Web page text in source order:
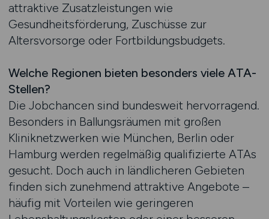
attraktive Zusatzleistungen wie
Gesundheitsförderung, Zuschüsse zur
Altersvorsorge oder Fortbildungsbudgets.
Welche Regionen bieten besonders viele ATA-
Stellen?
Die Jobchancen sind bundesweit hervorragend.
Besonders in Ballungsräumen mit großen
Kliniknetzwerken wie München, Berlin oder
Hamburg werden regelmäßig qualifizierte ATAs
gesucht. Doch auch in ländlicheren Gebieten
finden sich zunehmend attraktive Angebote –
häufig mit Vorteilen wie geringeren